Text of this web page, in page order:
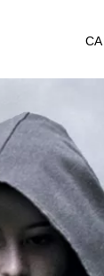
CA